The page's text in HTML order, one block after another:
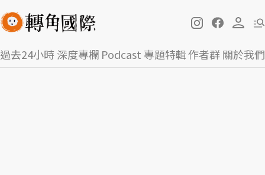
過去24小時深度專欄 Podcast 專題特輯作者群關於我們